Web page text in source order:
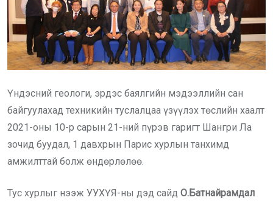
Үндэсний геологи, эрдэс баялгийн мэдээллийн сан
байгуулахад техникийн туслалцаа үзүүлэх төслийн хаалт
2021-оны 10-р сарын 21-ний пүрэв гаригт Шангри Ла
зочид буудал, 1 давхрын Парис хурлын танхимд
амжилттай болж өндөрлөлөө.
Тус хурлыг нээж УУХҮЯ-ны дэд сайд О.Батнайрамдал